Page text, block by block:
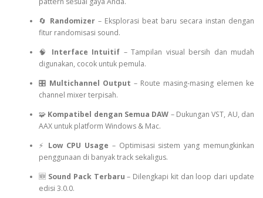
🔄 Randomizer– Eksplorasi beat baru secara instan dengan
fitur randomisasi sound.
🧠 Interface Intuitif – Tampilan visual bersih dan mudah
digunakan, cocok untuk pemula.
🎛️ Multichannel Output – Route masing-masing elemen ke
channel mixer terpisah.
🧩 Kompatibel dengan Semua DAW – Dukungan VST, AU, dan
AAX untuk platform Windows & Mac.
⚡ Low CPU Usage – Optimisasi sistem yang memungkinkan
penggunaan di banyak track sekaligus.
🆕 Sound Pack Terbaru – Dilengkapi kit dan loop dari update
edisi 3.0.0.